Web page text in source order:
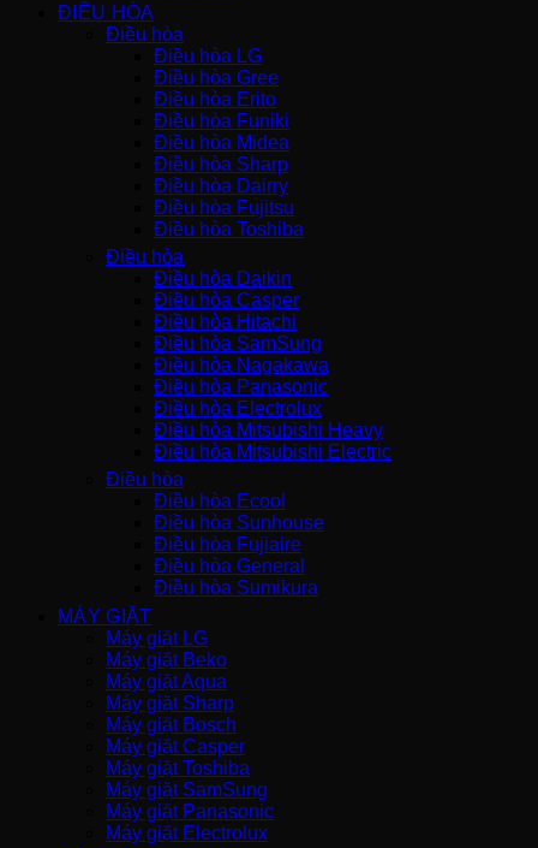
ĐIỀU HÒA
Điều hòa
Điều hòa LG
Điều hòa Gree
Điều hòa Erito
Điều hòa Funiki
Điều hòa Midea
Điều hòa Sharp
Điều hòa Dairry
Điều hòa Fujitsu
Điều hòa Toshiba
Điều hòa
Điều hòa Daikin
Điều hòa Casper
Điều hòa Hitachi
Điều hòa SamSung
Điều hòa Nagakawa
Điều hòa Panasonic
Điều hòa Electrolux
Điều hòa Mitsubishi Heavy
Điều hòa Mitsubishi Electric
Điều hòa
Điều hòa Ecool
Điều hòa Sunhouse
Điều hòa Fujiaire
Điều hòa General
Điều hòa Sumikura
MÁY GIẶT
Máy giặt LG
Máy giặt Beko
Máy giặt Aqua
Máy giặt Sharp
Máy giặt Bosch
Máy giặt Casper
Máy giặt Toshiba
Máy giặt SamSung
Máy giặt Panasonic
Máy giặt Electrolux